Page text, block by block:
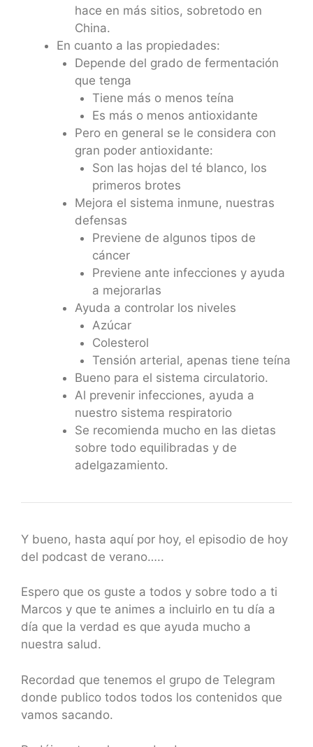
hace en más sitios, sobretodo en
China.
En cuanto a las propiedades:
Depende del grado de fermentación
que tenga
Tiene más o menos teína
Es más o menos antioxidante
Pero en general se le considera con
gran poder antioxidante:
Son las hojas del té blanco, los
primeros brotes
Mejora el sistema inmune, nuestras
defensas
Previene de algunos tipos de
cáncer
Previene ante infecciones y ayuda
a mejorarlas
Ayuda a controlar los niveles
Azúcar
Colesterol
Tensión arterial, apenas tiene teína
Bueno para el sistema circulatorio.
Al prevenir infecciones, ayuda a
nuestro sistema respiratorio
Se recomienda mucho en las dietas
sobre todo equilibradas y de
adelgazamiento.
Y bueno, hasta aquí por hoy, el episodio de hoy
del podcast de verano…..
Espero que os guste a todos y sobre todo a ti
Marcos y que te animes a incluirlo en tu día a
día que la verdad es que ayuda mucho a
nuestra salud.
Recordad que tenemos el grupo de Telegram
donde publico todos todos los contenidos que
vamos sacando.